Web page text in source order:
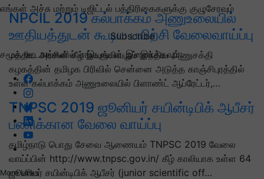
எங்கள் அச்சு மற்றும் டிஜிட்டல் பத்திரிகைகளுக்கு குழுசேரவும்
Subscribe
சமூக ஊடகங்களில் எங்களுடன் இணைக்கவும்:
More Links
NPCIL 2019 கல்பாக்கம் அணுஉலையில்
ஊதியத்துடன் கூடிய பயிற்சி வேலைவாய்ப்பு
மத்திய அரசின் கீழ் இயங்கிவரும் இந்திய அணுசக்தி
கழகத்தின் தமிழக பிரிவில் சென்னை அடுத்த காஞ்சிபுரத்தில்
உள்ள கல்பாக்கம் அணுஉலையில் பிளாண்ட் ஆப்ரேட்டர்,…
TNPSC 2019 ஜூனியர் சயின்டிபிக் ஆபீசர்
பணிக்கான வேலை வாய்ப்பு
தமிழ்நாடு பொது சேவை ஆணையம் TNPSC 2019 வேலை
வாய்ப்பின் http://www.tnpsc.gov.in/ கீழ் காலியாக உள்ள 64
ஜூனியர் சயின்டிபிக் ஆபீசர் (junior scientific off…